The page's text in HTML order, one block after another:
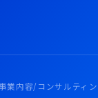
業内容/コンサルティ